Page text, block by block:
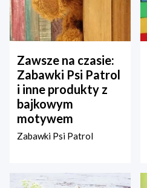
Zawsze na czasie:
Zabawki Psi Patrol
i inne produkty z
bajkowym
motywem
Zabawki Psi Patrol